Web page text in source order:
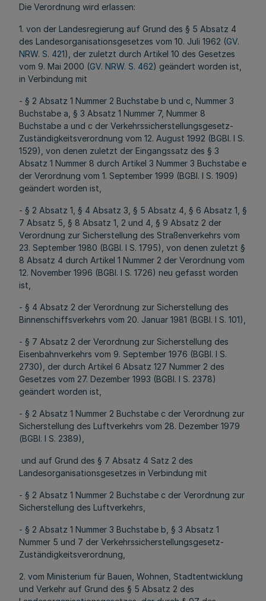
Die Verordnung wird erlassen:
1. von der Landesregierung auf Grund des § 5 Absatz 4
des Landesorganisationsgesetzes vom 10. Juli 1962 (GV.
NRW. S. 421), der zuletzt durch Artikel 10 des Gesetzes
vom 9. Mai 2000 (GV. NRW. S. 462) geändert worden ist,
in Verbindung mit
- § 2 Absatz 1 Nummer 2 Buchstabe b und c, Nummer 3
Buchstabe a, § 3 Absatz 1 Nummer 7, Nummer 8
Buchstabe a und c der Verkehrssicherstellungsgesetz-
Zuständigkeitsverordnung vom 12. August 1992 (BGBl. I S.
1529), von denen zuletzt der Eingangssatz des § 3
Absatz 1 Nummer 8 durch Artikel 3 Nummer 3 Buchstabe e
der Verordnung vom 1. September 1999 (BGBl. I S. 1909)
geändert worden ist,
- § 2 Absatz 1, § 4 Absatz 3, § 5 Absatz 4, § 6 Absatz 1, §
7 Absatz 5, § 8 Absatz 1, 2 und 4, § 9 Absatz 2 der
Verordnung zur Sicherstellung des Straßenverkehrs vom
23. September 1980 (BGBl. I S. 1795), von denen zuletzt §
8 Absatz 4 durch Artikel 1 Nummer 2 der Verordnung vom
12. November 1996 (BGBl. I S. 1726) neu gefasst worden
ist,
- § 4 Absatz 2 der Verordnung zur Sicherstellung des
Binnenschiffsverkehrs vom 20. Januar 1981 (BGBl. I S. 101),
- § 7 Absatz 2 der Verordnung zur Sicherstellung des
Eisenbahnverkehrs vom 9. September 1976 (BGBl. I S.
2730), der durch Artikel 6 Absatz 127 Nummer 2 des
Gesetzes vom 27. Dezember 1993 (BGBl. I S. 2378)
geändert worden ist,
- § 2 Absatz 1 Nummer 2 Buchstabe c der Verordnung zur
Sicherstellung des Luftverkehrs vom 28. Dezember 1979
(BGBl. I S. 2389),
und auf Grund des § 7 Absatz 4 Satz 2 des
Landesorganisationsgesetzes in Verbindung mit
- § 2 Absatz 1 Nummer 2 Buchstabe c der Verordnung zur
Sicherstellung des Luftverkehrs,
- § 2 Absatz 1 Nummer 3 Buchstabe b, § 3 Absatz 1
Nummer 5 und 7 der Verkehrssicherstellungsgesetz-
Zuständigkeitsverordnung,
2. vom Ministerium für Bauen, Wohnen, Stadtentwicklung
und Verkehr auf Grund des § 5 Absatz 2 des